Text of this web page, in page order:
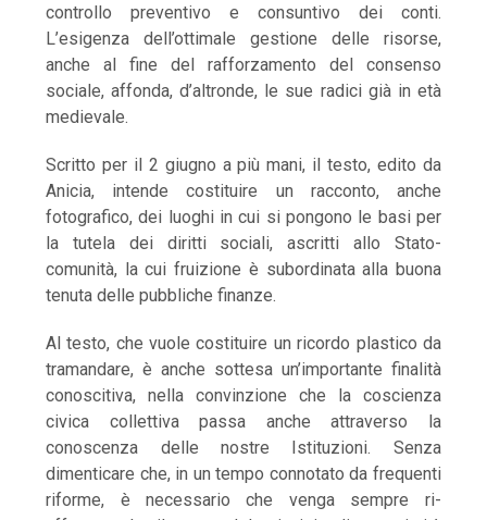
controllo preventivo e consuntivo dei conti.
L’esigenza dell’ottimale gestione delle risorse,
anche al fine del rafforzamento del consenso
sociale, affonda, d’altronde, le sue radici già in età
medievale.
Scritto per il 2 giugno a più mani, il testo, edito da
Anicia, intende costituire un racconto, anche
fotografico, dei luoghi in cui si pongono le basi per
la tutela dei diritti sociali, ascritti allo Stato-
comunità, la cui fruizione è subordinata alla buona
tenuta delle pubbliche finanze.
Al testo, che vuole costituire un ricordo plastico da
tramandare, è anche sottesa un’importante finalità
conoscitiva, nella convinzione che la coscienza
civica collettiva passa anche attraverso la
conoscenza delle nostre Istituzioni. Senza
dimenticare che, in un tempo connotato da frequenti
riforme, è necessario che venga sempre ri-